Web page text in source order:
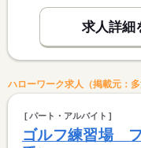
求人詳細
ハローワーク求人（掲載元：多
パート・アルバイト
ゴルフ練習場